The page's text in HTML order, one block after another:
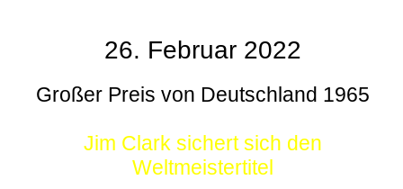
26. Februar 2022
Großer Preis von Deutschland 1965
Jim Clark sichert sich den
Weltmeistertitel